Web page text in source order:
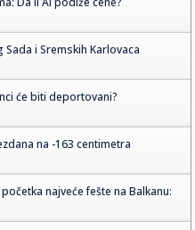
i Sremskih Karlovaca
će biti deportovani?
na -163 centimetra
najveće fešte na Balkanu: